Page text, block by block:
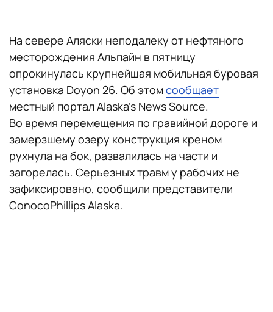
На севере Аляски неподалеку от нефтяного
месторождения Альпайн в пятницу
опрокинулась крупнейшая мобильная буровая
установка Doyon 26. Об этомсообщает
местный портал Alaska's News Source.
Во время перемещения по гравийной дороге и
замерзшему озеру конструкция креном
рухнула на бок, развалилась на части и
загорелась. Серьезных травм у рабочих не
зафиксировано, сообщили представители
ConocoPhillips Alaska.